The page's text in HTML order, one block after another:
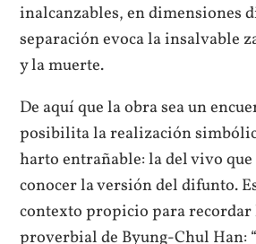
inalcanzables, en dimensiones
separación evoca la insalvable
y la muerte.
De aquí que la obra sea un
posibilita la realización
harto entrañable: la del vivo que
conocer la versión del difunto.
contexto propicio para
proverbial de Byung-Chul Han: